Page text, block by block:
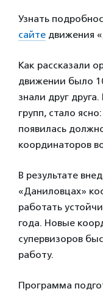
Узнать
сайте движения
Как рассказали
движении было
знали друг
групп, стало
появилась
координаторов
В результате
«Даниловцах»
работать
года. Новые
супервизоров
работу.
Программа